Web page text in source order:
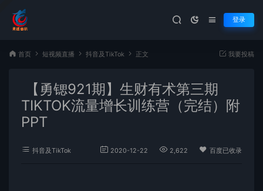
登录
首页 短视频直播 抖音及TikTok 正文 我要投稿
【勇锶921期】生财有术第三期
TIKTOK流量增长训练营（完结）附
PPT
抖音及TikTok 2020-12-22 2,622 百度已收录